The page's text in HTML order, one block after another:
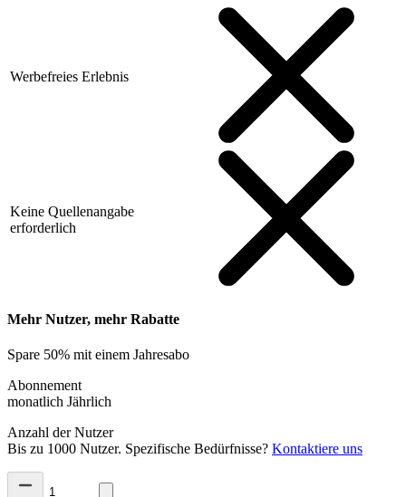
Werbefreies Erlebnis
Keine Quellenangabe
erforderlich
Mehr Nutzer, mehr Rabatte
Spare 50% mit einem Jahresabo
Abonnement
monatlich Jährlich
Anzahl der Nutzer
Bis zu 1000 Nutzer. Spezifische Bedürfnisse? Kontaktiere uns